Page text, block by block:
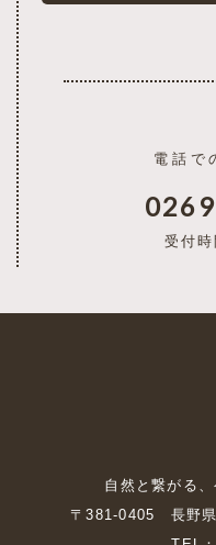
電話で
受付
自然と繋がる
〒381-0405 長野県